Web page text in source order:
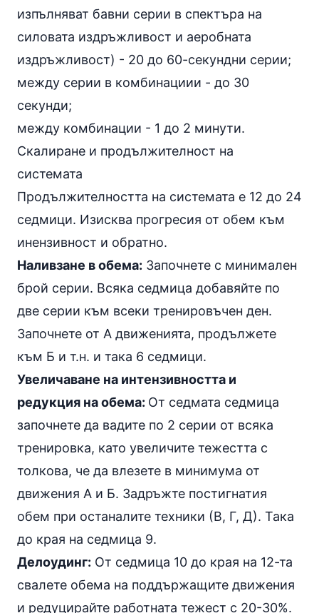
изпълняват бавни серии в спектъра на
силовата издръжливост и аеробната
издръжливост) - 20 до 60-секундни серии;
между серии в комбинациии - до 30
секунди;
между комбинации - 1 до 2 минути.
Скалиране и продължителност на
системата
Продължителността на системата е 12 до 24
седмици. Изисква прогресия от обем към
инензивност и обратно.
Наливзане в обема: Започнете с минимален
брой серии. Всяка седмица добавяйте по
две серии към всеки тренировъчен ден.
Започнете от А движенията, продължете
към Б и т.н. и така 6 седмици.
Увеличаване на интензивността и
редукция на обема: От седмата седмица
започнете да вадите по 2 серии от всяка
тренировка, като увеличите тежестта с
толкова, че да влезете в минимума от
движения А и Б. Задръжте постигнатия
обем при останалите техники (В, Г, Д). Така
до края на седмица 9.
Делоудинг: От седмица 10 до края на 12-та
свалете обема на поддържащите движения
и редуцирайте работната тежест с 20-30%.